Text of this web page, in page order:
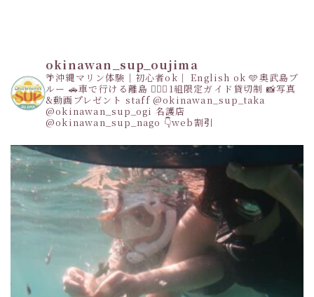
okinawan_sup_oujima
🌴沖縄マリン体験｜初心者ok｜ English ok 🩵奥武島ブ
ルー 🚗車で行ける離島 👩‍❤️‍👩1組限定ガイド貸切制 📸写真
&動画プレゼント staff@okinawan_sup_taka
@okinawan_sup_ogi 名護店
@okinawan_sup_nago 👇web割引